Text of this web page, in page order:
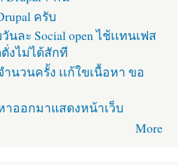
ครับ
ละ Social open ไช้เเทนเฟส
งไม่ได้สักที
นวนครั้ง เเก้ใขเนื้อหา ขอ
าออกมาแสดงหน้าเว็บ
More